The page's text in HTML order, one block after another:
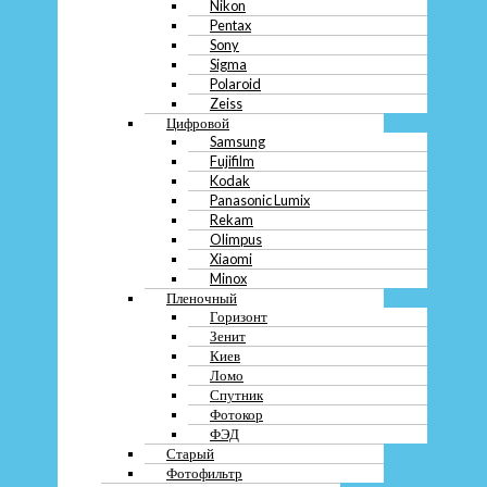
Nikon
Pentax
Sony
Sigma
Polaroid
Zeiss
Цифровой
Samsung
Fujifilm
Kodak
Panasonic Lumix
Rekam
Olimpus
Xiaomi
Minox
Пленочный
Горизонт
Зенит
Киев
Ломо
Спутник
Фотокор
ФЭД
Старый
Фотофильтр
Проектор
Сервер
Игровая консоль
Комплектующие
Корпус
Материнская плата
Оперативная память
Процессор
Твердотельный диск ssd
Фото
Фотоаппарат
Зеркальный
Canon
Contax
Leica
Nikon